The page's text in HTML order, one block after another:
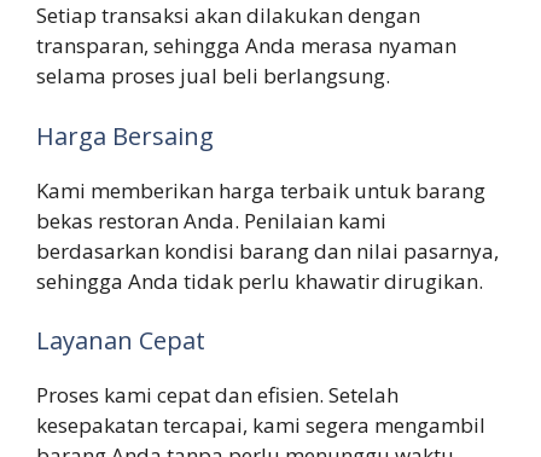
Setiap transaksi akan dilakukan dengan
transparan, sehingga Anda merasa nyaman
selama proses jual beli berlangsung.
Harga Bersaing
Kami memberikan harga terbaik untuk barang
bekas restoran Anda. Penilaian kami
berdasarkan kondisi barang dan nilai pasarnya,
sehingga Anda tidak perlu khawatir dirugikan.
Layanan Cepat
Proses kami cepat dan efisien. Setelah
kesepakatan tercapai, kami segera mengambil